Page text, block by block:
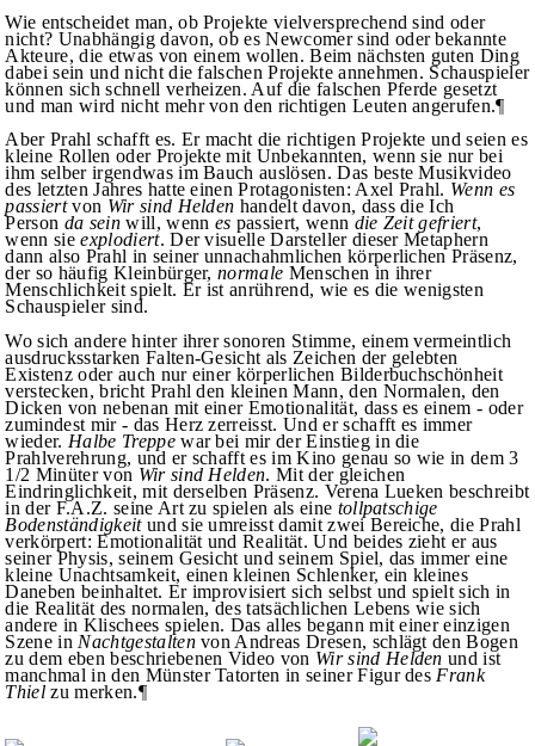
Wie entscheidet man, ob Projekte vielversprechend sind oder
nicht? Unabhängig davon, ob es Newcomer sind oder bekannte
Akteure, die etwas von einem wollen. Beim nächsten guten Ding
dabei sein und nicht die falschen Projekte annehmen. Schauspieler
können sich schnell verheizen. Auf die falschen Pferde gesetzt
und man wird nicht mehr von den richtigen Leuten angerufen.¶
Aber Prahl schafft es. Er macht die richtigen Projekte und seien es
kleine Rollen oder Projekte mit Unbekannten, wenn sie nur bei
ihm selber irgendwas im Bauch auslösen. Das beste Musikvideo
des letzten Jahres hatte einen Protagonisten: Axel Prahl. Wenn es
passiertvon Wir sind Helden handelt davon, dass die Ich
Person da seinwill, wenn es passiert, wenn die Zeit gefriert,
wenn sieexplodiert. Der visuelle Darsteller dieser Metaphern
dann also Prahl in seiner unnachahmlichen körperlichen Präsenz,
der so häufig Kleinbürger,normale Menschen in ihrer
Menschlichkeit spielt. Er ist anrührend, wie es die wenigsten
Schauspieler sind.
Wo sich andere hinter ihrer sonoren Stimme, einem vermeintlich
ausdrucksstarken Falten-Gesicht als Zeichen der gelebten
Existenz oder auch nur einer körperlichen Bilderbuchschönheit
verstecken, bricht Prahl den kleinen Mann, den Normalen, den
Dicken von nebenan mit einer Emotionalität, dass es einem - oder
zumindest mir - das Herz zerreisst. Und er schafft es immer
wieder. Halbe Treppewar bei mir der Einstieg in die
Prahlverehrung, und er schafft es im Kino genau so wie in dem 3
1/2 Minüter von Wir sind Helden. Mit der gleichen
Eindringlichkeit, mit derselben Präsenz. Verena Lueken beschreibt
in der F.A.Z. seine Art zu spielen als eine tollpatschige
Bodenständigkeitund sie umreisst damit zwei Bereiche, die Prahl
verkörpert: Emotionalität und Realität. Und beides zieht er aus
seiner Physis, seinem Gesicht und seinem Spiel, das immer eine
kleine Unachtsamkeit, einen kleinen Schlenker, ein kleines
Daneben beinhaltet. Er improvisiert sich selbst und spielt sich in
die Realität des normalen, des tatsächlichen Lebens wie sich
andere in Klischees spielen. Das alles begann mit einer einzigen
Szene in Nachtgestaltenvon Andreas Dresen, schlägt den Bogen
zu dem eben beschriebenen Video von Wir sind Helden und ist
manchmal in den Münster Tatorten in seiner Figur des Frank
Thiel zu merken.¶